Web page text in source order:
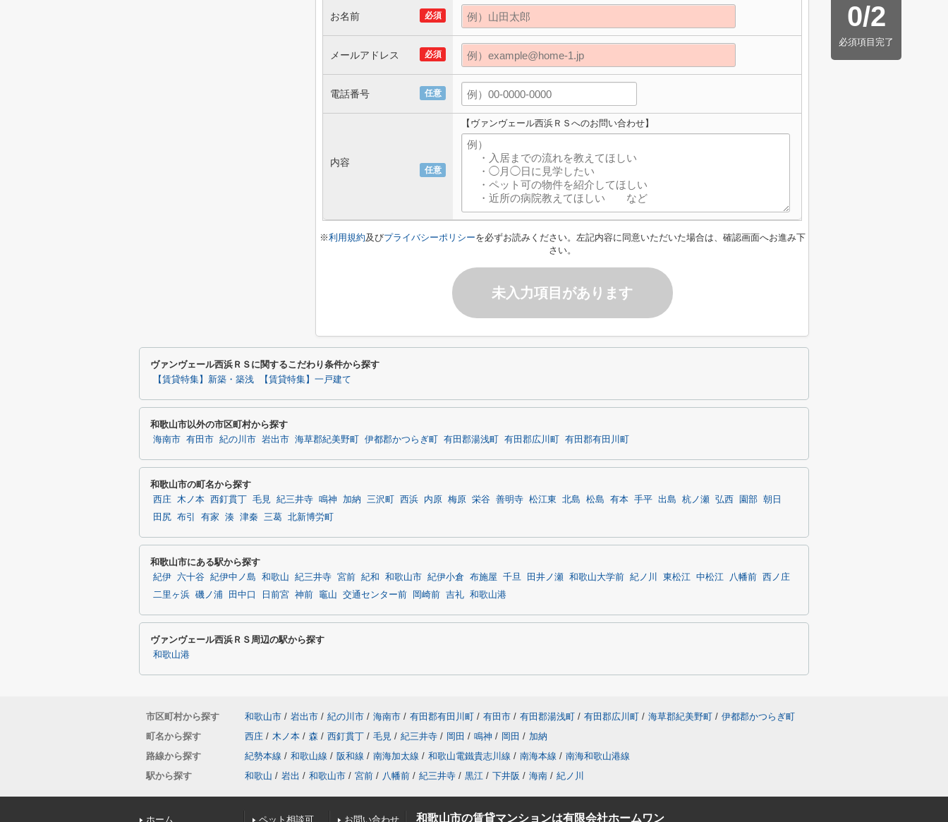
0/2
必須項目完了
必須
お名前
必須
メールアドレス
任意
電話番号
任意
内容
【ヴァンヴェール西浜ＲＳへのお問い合わせ】
※利用規約及びプライバシーポリシーを必ずお読みください。左記内容に同意いただいた場合は、確認画面へお進み下
さい。
未入力項目があります
ヴァンヴェール西浜ＲＳに関するこだわり条件から探す
【賃貸特集】新築・築浅 【賃貸特集】一戸建て
和歌山市以外の市区町村から探す
海南市 有田市 紀の川市 岩出市 海草郡紀美野町 伊都郡かつらぎ町 有田郡湯浅町 有田郡広川町 有田郡有田川町
和歌山市の町名から探す
西庄 木ノ本 西釘貫丁 毛見 紀三井寺 鳴神 加納 三沢町 西浜 内原 梅原 栄谷 善明寺 松江東 北島 松島 有本 手平 出島 杭ノ瀬 弘西 園部 朝日
田尻 布引 有家 湊 津秦 三葛 北新博労町
和歌山市にある駅から探す
紀伊 六十谷 紀伊中ノ島 和歌山 紀三井寺 宮前 紀和 和歌山市 紀伊小倉 布施屋 千旦 田井ノ瀬 和歌山大学前 紀ノ川 東松江 中松江 八幡前
西ノ庄
二里ヶ浜 磯ノ浦 田中口 日前宮 神前 竈山 交通センター前 岡崎前 吉礼 和歌山港
ヴァンヴェール西浜ＲＳ周辺の駅から探す
和歌山港
市区町村から探す 和歌山市 / 岩出市 / 紀の川市 / 海南市 / 有田郡有田川町 / 有田市 / 有田郡湯浅町 / 有田郡広川町 / 海草郡紀美野町 / 伊都郡かつらぎ町
町名から探す
西庄 / 木ノ本 / 森 / 西釘貫丁 / 毛見 / 紀三井寺 / 岡田 / 鳴神 / 岡田 / 加納
路線から探す
紀勢本線 / 和歌山線 / 阪和線 / 南海加太線 / 和歌山電鐵貴志川線 / 南海本線 / 南海和歌山港線
駅から探す
和歌山 / 岩出 / 和歌山市 / 宮前 / 八幡前 / 紀三井寺 / 黒江 / 下井阪 / 海南 / 紀ノ川
ホーム ペット相談可 お問い合わせ 和歌山市の賃貸マンションは有限会社ホームワン